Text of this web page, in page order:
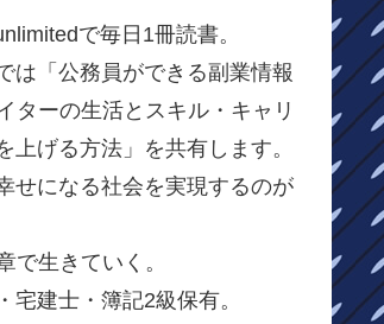
で毎日1冊読書。
は「公務員ができる副業情報
ターの生活とスキル・キャリ
上げる方法」を共有します。
せになる社会を実現するのが
で生きていく。
宅建士・簿記2級保有。